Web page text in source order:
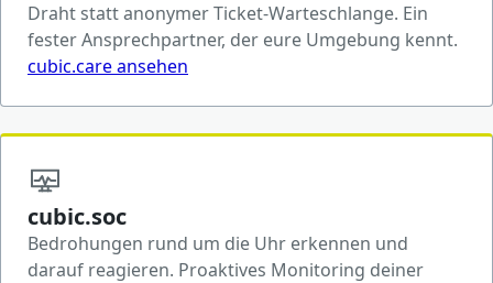
Draht statt anonymer Ticket-Warteschlange. Ein
fester Ansprechpartner, der eure Umgebung kennt.
cubic.care ansehen
cubic.soc
Bedrohungen rund um die Uhr erkennen und
darauf reagieren. Proaktives Monitoring deiner